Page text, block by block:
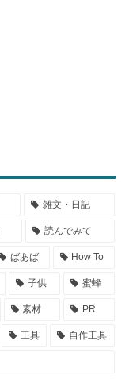
雑文・日記
読んでみて
ばあば How To
子供 蜜蜂
素材 PR
工具 自作工具